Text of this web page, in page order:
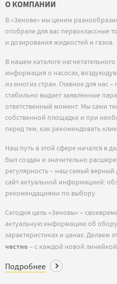
О КОМПАНИИ
В «Зенове» мы ценим
отобрали для вас первоклассные
и дозирования жидкостей и газов.
В нашем каталоге
информация о насосах,
из многих стран. Главное для нас
стабильно выдает заявленные
ответственный момент. Мы сами
собственной площадке и при
перед тем, как рекомендовать
Наш путь в этой сфере начался в
был создан и значительно
регулярность – наш самый
сайт актуальной информацией:
рекомендациями по выбору.
Сегодня цель «Зеновы» –
актуальную информацию об
характеристиках и ценах. Делаем
честно – с каждой новой
Подробнее